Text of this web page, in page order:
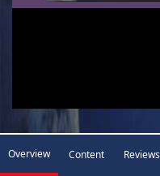
Overview Content Reviews